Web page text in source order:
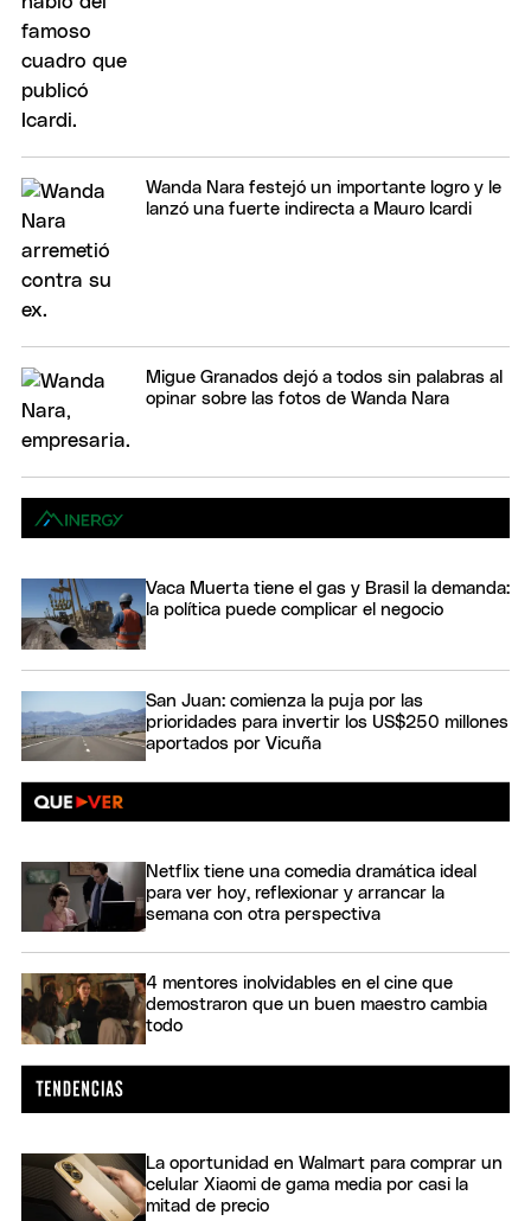
Wanda Nara festejó un importante logro y le
lanzó una fuerte indirecta a Mauro Icardi
Migue Granados dejó a todos sin palabras al
opinar sobre las fotos de Wanda Nara
Vaca Muerta tiene el gas y Brasil la demanda:
la política puede complicar el negocio
San Juan: comienza la puja por las
prioridades para invertir los US$250 millones
aportados por Vicuña
Netflix tiene una comedia dramática ideal
para ver hoy, reflexionar y arrancar la
semana con otra perspectiva
4 mentores inolvidables en el cine que
demostraron que un buen maestro cambia
todo
La oportunidad en Walmart para comprar un
celular Xiaomi de gama media por casi la
mitad de precio